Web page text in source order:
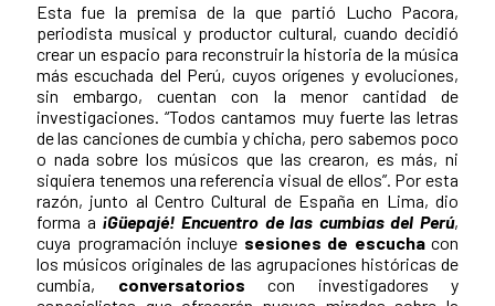
Esta fue la premisa de la que partió Lucho Pacora,
periodista musical y productor cultural, cuando decidió
crear un espacio para reconstruir la historia de la música
más escuchada del Perú, cuyos orígenes y evoluciones,
sin embargo, cuentan con la menor cantidad de
investigaciones. “Todos cantamos muy fuerte las letras
de las canciones de cumbia y chicha, pero sabemos poco
o nada sobre los músicos que las crearon, es más, ni
siquiera tenemos una referencia visual de ellos”. Por esta
razón, junto al Centro Cultural de España en Lima, dio
forma a ¡Güepajé! Encuentro de las cumbias del Perú,
cuya programación incluye sesiones de escuchacon
los músicos originales de las agrupaciones históricas de
cumbia, conversatorios con investigadores y